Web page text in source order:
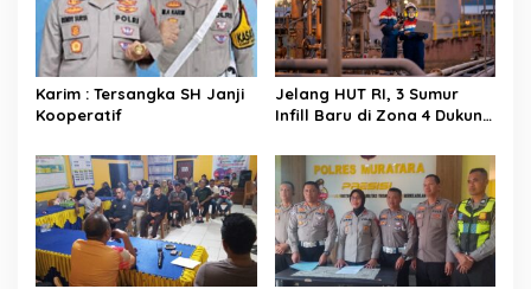
Karim : Tersangka SH Janji
Kooperatif
Jelang HUT RI, 3 Sumur
Infill Baru di Zona 4 Dukung